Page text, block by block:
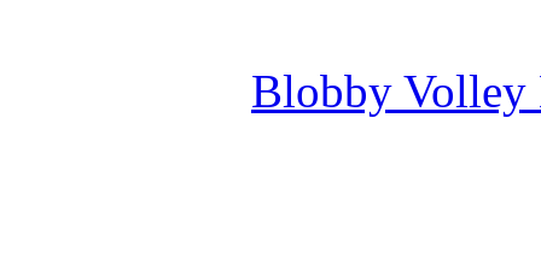
Blobby Volley